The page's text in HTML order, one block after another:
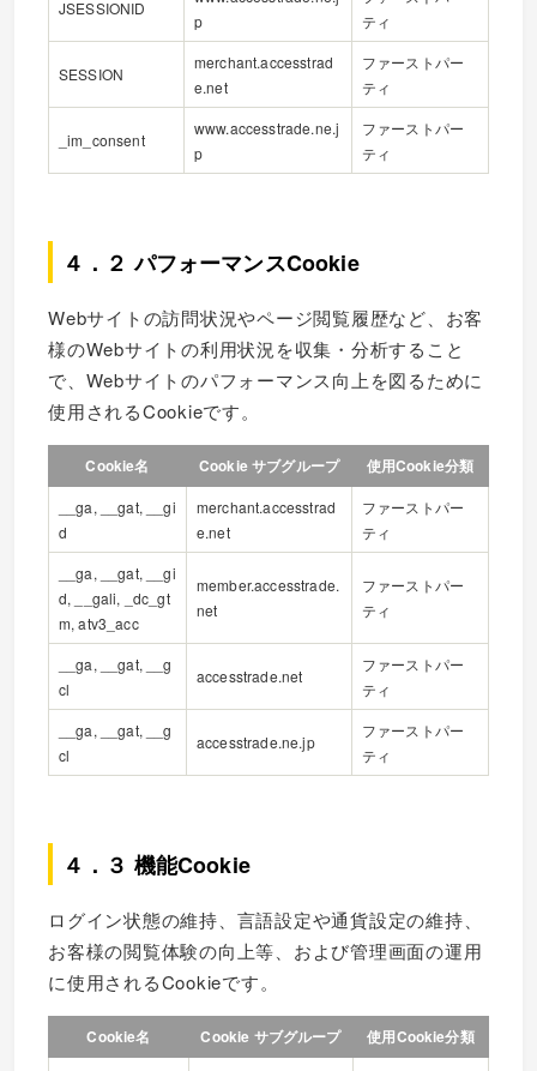
JSESSIONID
p
ティ
SESSION
merchant.accesstrad
e.net
ファーストパー
ティ
_im_consent
www.accesstrade.ne.j
p
ファーストパー
ティ
４．２ パフォーマンスCookie
Webサイトの訪問状況やページ閲覧履歴など、お客
様のWebサイトの利用状況を収集・分析すること
で、Webサイトのパフォーマンス向上を図るために
使用されるCookieです。
Cookie名 Cookie サブグループ 使用Cookie分類
__ga, __gat, __gi
d
merchant.accesstrad
e.net
ファーストパー
ティ
__ga, __gat, __gi
d, __gali, _dc_gt
m, atv3_acc
member.accesstrade.
net
ファーストパー
ティ
__ga, __gat, __g
cl
accesstrade.net
ファーストパー
ティ
__ga, __gat, __g
cl
accesstrade.ne.jp
ファーストパー
ティ
４．３ 機能Cookie
ログイン状態の維持、言語設定や通貨設定の維持、
お客様の閲覧体験の向上等、および管理画面の運用
に使用されるCookieです。
Cookie名 Cookie サブグループ 使用Cookie分類